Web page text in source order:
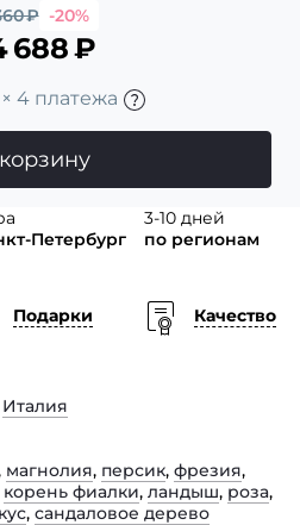
₽ -20%
688₽
× 4 платежа
Петербург
3-10 дней
по регионам
Подарки
Качество
Италия
магнолия, персик, фрезия,
корень фиалки, ландыш, роза,
, сандаловое дерево